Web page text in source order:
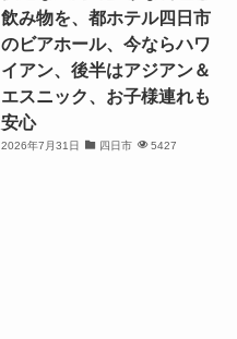
飲み物を、都ホテル四日市
のビアホール、今ならハワ
イアン、後半はアジアン＆
エスニック、お子様連れも
安心
2026年7月31日 四日市 5427